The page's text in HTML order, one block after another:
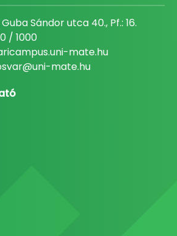
Sándor utca 40., Pf.: 16.
/ 1000
mate.hu
mate.hu